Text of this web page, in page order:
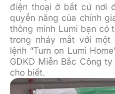
điện thoại ở bất cứ nơi
quyền năng của chính
thông minh Lumi bạn có
trong nháy mắt với
lệnh “Turn on Lumi
GDKD Miễn Bắc Công
cho biết.